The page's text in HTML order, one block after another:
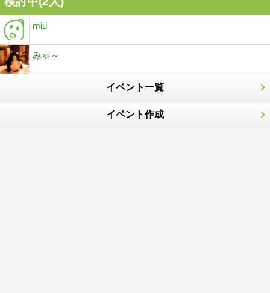
miu
みゃ～
イベント一覧
イベント作成